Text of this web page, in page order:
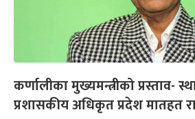
कर्णालीका मुख्यमन्त्रीको प्रस्ताव-
प्रशासकीय अधिकृत प्रदेश मातहत